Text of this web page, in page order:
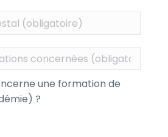
une formation de
?